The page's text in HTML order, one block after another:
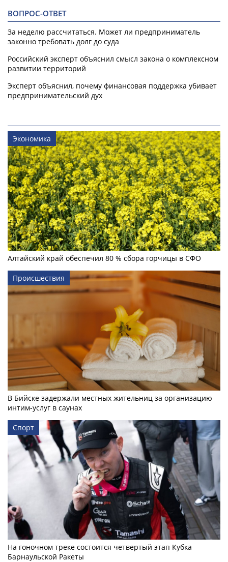
ВОПРОС-ОТВЕТ
За неделю рассчитаться. Может ли предприниматель
законно требовать долг до суда
Российский эксперт объяснил смысл закона о комплексном
развитии территорий
Эксперт объяснил, почему финансовая поддержка убивает
предпринимательский дух
Экономика
Алтайский край обеспечил 80 % сбора горчицы в СФО
Происшествия
В Бийске задержали местных жительниц за организацию
интим-услуг в саунах
Спорт
На гоночном треке состоится четвертый этап Кубка
Барнаульской Ракеты